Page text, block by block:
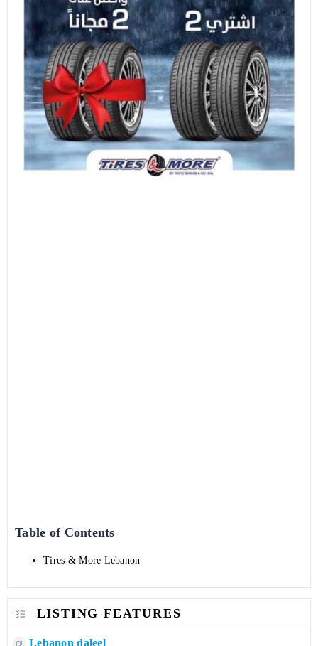
Table of Contents
Tires & More Lebanon
LISTING FEATURES
Lebanon daleel